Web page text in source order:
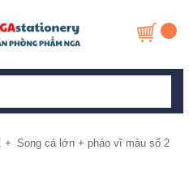
+ Song cá lớn + pháo vĩ màu số 2